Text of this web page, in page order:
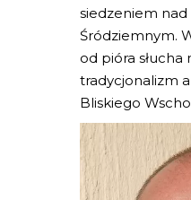
siedzeniem
Śródziemnym.
od pióra słucha
tradycjonalizm
Bliskiego